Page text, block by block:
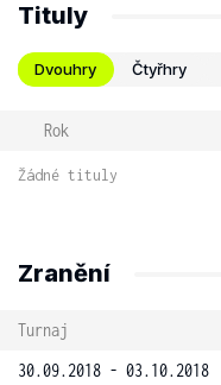
Tituly
Dvouhry Čtyřhry
Rok
Žádné tituly
Zranění
Turnaj
30.09.2018 - 03.10.2018